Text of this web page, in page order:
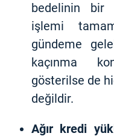
bedelinin bir
işlemi
gündeme
kaçınma
gösterilse de
değildir.
Ağır kredi